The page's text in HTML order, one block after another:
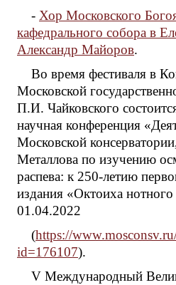
- Хор Московского
кафедрального собора в
Александр Майоров.
Во время фестиваля в
Московской
П.И. Чайковского
научная конференция
Московской
Металлова по изучению
распева: к 250-летию
издания «Октоиха
01.04.2022
(https://
id=176107).
V Международный